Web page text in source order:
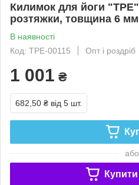
Килимок для йоги "ТРЕ",
розтяжки, товщина 6 мм
В наявності
Код: ТРЕ-00115
Опт і роздріб
1 001 ₴
682,50 ₴ від 5 шт.
або
Купити